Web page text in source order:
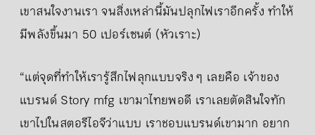
เขาสนใจงานเรา จนสิ่งเหล่านี้มันปลุกไฟเราอีกครั้ง ทำให้
มีพลังขึ้นมา 50 เปอร์เซนต์ (หัวเราะ)
“แต่จุดที่ทำให้เรารู้สึกไฟลุกแบบจริง ๆ เลยคือ เจ้าของ
แบรนด์ Story mfg เขามาไทยพอดี เราเลยตัดสินใจทัก
เขาไปในสตอรีไอจีว่าแบบ เราชอบแบรนด์เขามาก อยาก